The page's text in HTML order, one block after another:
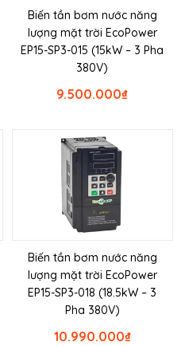
Biến tần bơm nước năng
lượng mặt trời EcoPower
EP15-SP3-015 (15kW – 3 Pha
380V)
₫
9.500.000
Biến tần bơm nước năng
lượng mặt trời EcoPower
EP15-SP3-018 (18.5kW – 3
Pha 380V)
₫
10.990.000